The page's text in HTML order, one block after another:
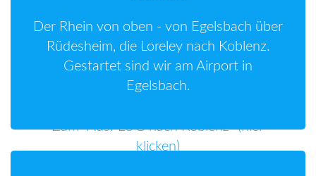
Der Rhein von oben - von Egelsbach über
Rüdesheim, die Loreley nach Koblenz.
Gestartet sind wir am Airport in
Egelsbach.
Zum "AusFLUG nach Koblenz" (hier
klicken)